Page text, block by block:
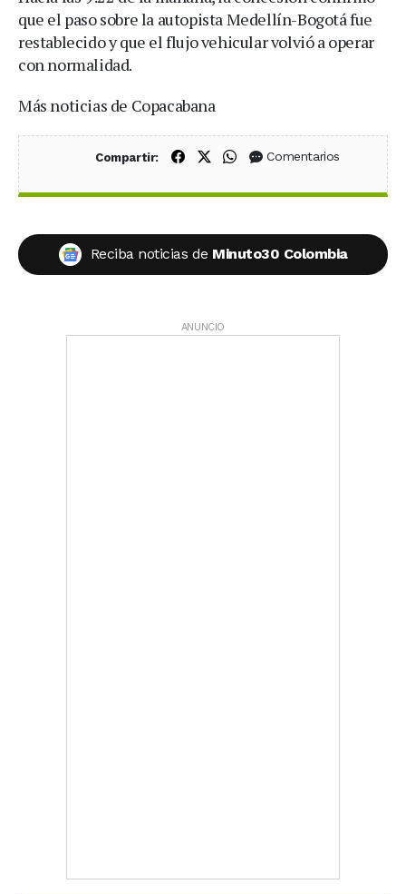
que el paso sobre la autopista Medellín-Bogotá fue
restablecido y que el flujo vehicular volvió a operar
con normalidad.
Más noticias de Copacabana
Compartir: Compartir en Facebook
Compartir en X (Twitter)
Compartir en WhatsApp
Comentarios
Reciba noticias de Minuto30 Colombia
ANUNCIO